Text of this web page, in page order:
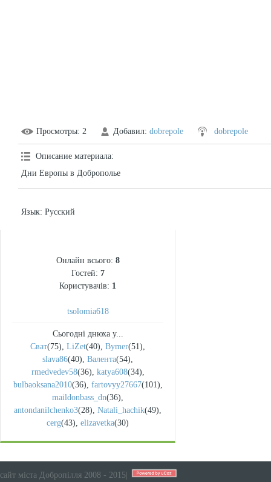
Просмотры: 2 Добавил: dobrepole dobrepole
Описание материала:
Дни Европы в Доброполье
Язык: Русский
Онлайн всього: 8
Гостей: 7
Користувачів: 1
tsolomia618
Сьогодні днюха у...
Сват(75), LiZet(40), Bymer(51),
slava86(40), Валента(54),
rmedvedev58(36), katya608(34),
bulbaoksana2010(36), fartovyy27667(101),
maildonbass_dn(36),
antondanilchenko3(28), Natali_hachik(49),
cerg(43), elizavetka(30)
сайт міста Добропілля 2008 - 2015